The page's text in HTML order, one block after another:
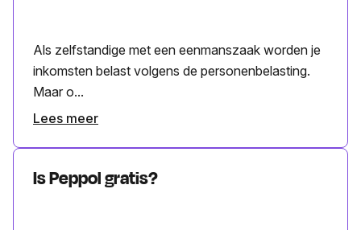
Als zelfstandige met een eenmanszaak worden je
inkomsten belast volgens de personenbelasting.
Maar o...
Lees meer
Is Peppol gratis?